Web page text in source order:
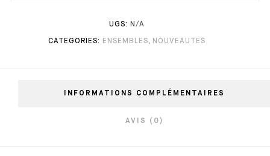
UGS: N/A
CATEGORIES: ENSEMBLES, NOUVEAUTÉS
INFORMATIONS COMPLÉMENTAIRES
AVIS (0)